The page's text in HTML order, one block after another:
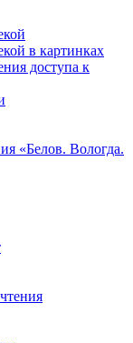
в картинках
доступа к
«Белов. Вологда.